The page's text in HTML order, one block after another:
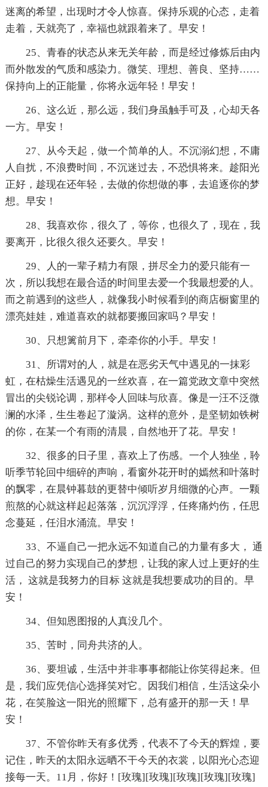
迷离的希望，出现时才令人惊喜。保持乐观的心态，走着
走着，天就亮了，幸福也就跟着来了。早安！
25、青春的状态从来无关年龄，而是经过修炼后由内
而外散发的气质和感染力。微笑、理想、善良、坚持……
保持向上的正能量，你将永远年轻！早安！
26、这么近，那么远，我们身虽触手可及，心却天各
一方。早安！
27、从今天起，做一个简单的人。不沉溺幻想，不庸
人自扰，不浪费时间，不沉迷过去，不恐惧将来。趁阳光
正好，趁现在还年轻，去做的你想做的事，去追逐你的梦
想。早安！
28、我喜欢你，很久了，等你，也很久了，现在，我
要离开，比很久很久还要久。早安！
29、人的一辈子精力有限，拼尽全力的爱只能有一
次，所以我想在最合适的时间里去爱一个我最想爱的人。
而之前遇到的这些人，就像我小时候看到的商店橱窗里的
漂亮娃娃，难道喜欢的就都要搬回家吗？早安！
30、只想篱前月下，牵牵你的小手。早安！
31、所谓对的人，就是在恶劣天气中遇见的一抹彩
虹，在枯燥生活遇见的一丝欢喜，在一篇党政文章中突然
冒出的尖锐论调，那样令人回味与欣喜。像是一汪不泛微
澜的水泽，生生卷起了漩涡。这样的意外，是坚韧如铁树
的你，在某一个有雨的清晨，自然地开了花。早安！
32、很多的日子里，喜欢上了伤感。一个人独坐，聆
听季节轮回中细碎的声响，看窗外花开时的嫣然和叶落时
的飘零，在晨钟暮鼓的更替中倾听岁月细微的心声。一颗
煎熬的心就这样起起落落，沉沉浮浮，任疼痛灼伤，任思
念蔓延，任泪水涌流。早安！
33、不逼自己一把永远不知道自己的力量有多大， 通
过自己的努力实现自己的梦想，让我的家人过上更好的生
活， 这就是我努力的目标 这就是我想要成功的目的。早
安！
34、但知恩图报的人真没几个。
35、苦时，同舟共济的人。
36、要坦诚，生活中并非事事都能让你笑得起来。但
是，我们应凭信心选择笑对它。因我们相信，生活这朵小
花，在笑脸这一阳光的照耀下，总有盛开的那一天！早
安！
37、不管你昨天有多优秀，代表不了今天的辉煌，要
记住，昨天的太阳永远晒不干今天的衣裳，以阳光心态迎
接每一天。11月，你好！[玫瑰][玫瑰][玫瑰][玫瑰][玫瑰]